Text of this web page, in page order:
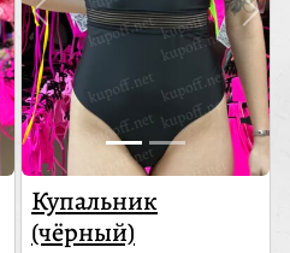
Купальник
(чёрный)